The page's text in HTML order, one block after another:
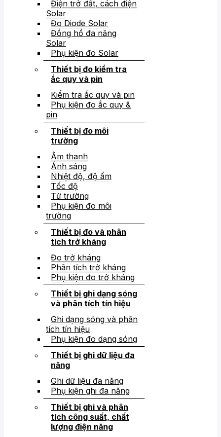
Điện trở đất, cách điện
Solar
Đo Diode Solar
Đồng hồ đa năng
Solar
Phụ kiện đo Solar
Thiết bị đo kiểm tra
ắc quy và pin
Kiểm tra ắc quy và pin
Phụ kiện đo ắc quy &
pin
Thiết bị đo môi
trường
Âm thanh
Ánh sáng
Nhiệt độ, độ ẩm
Tốc độ
Từ trường
Phụ kiện đo môi
trường
Thiết bị đo và phân
tích trở kháng
Đo trở kháng
Phân tích trở kháng
Phụ kiện đo trở kháng
Thiết bị ghi dạng sóng
và phân tích tín hiệu
Ghi dạng sóng và phân
tích tín hiệu
Phụ kiện đo dạng sóng
Thiết bị ghi dữ liệu đa
năng
Ghi dữ liệu đa năng
Phụ kiện ghi đa năng
Thiết bị ghi và phân
tích công suất, chất
lượng điện năng